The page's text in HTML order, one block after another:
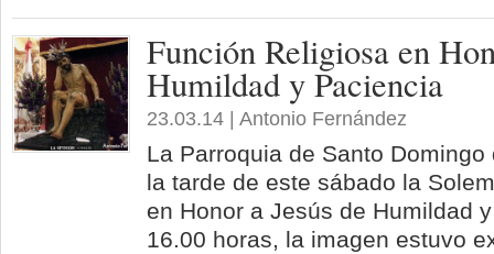
Función Religiosa en
Humildad y Paciencia
23.03.14 | Antonio Fernández
La Parroquia de Santo
la tarde de este sábado la
en Honor a Jesús de Humildad
16.00 horas, la imagen estuvo